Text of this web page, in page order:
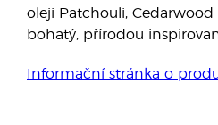
oleji Patchouli,
bohatý, přírodou
Informační stránka o